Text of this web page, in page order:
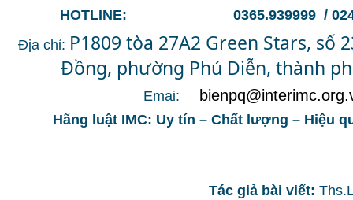
HOTLINE: 0365.939999 /
Địa chỉ: P1809 tòa 27A2 Green Stars, số
Đồng, phường Phú Diễn, thành
Emai:
Hãng luật IMC: Uy tín – Chất lượng – Hiệu
Tác giả bài viết: